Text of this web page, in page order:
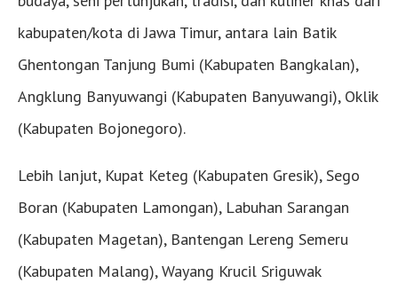
kabupaten/kota di Jawa Timur, antara lain Batik
Ghentongan Tanjung Bumi (Kabupaten Bangkalan),
Angklung Banyuwangi (Kabupaten Banyuwangi), Oklik
(Kabupaten Bojonegoro).
Lebih lanjut, Kupat Keteg (Kabupaten Gresik), Sego
Boran (Kabupaten Lamongan), Labuhan Sarangan
(Kabupaten Magetan), Bantengan Lereng Semeru
(Kabupaten Malang), Wayang Krucil Sriguwak